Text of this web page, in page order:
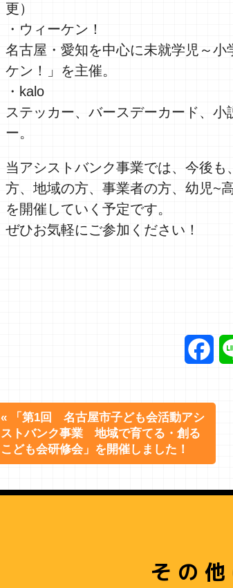
更）
・ウィーケン！
名古屋・愛知を中心に未就学児～
ケン！」を主催。
・kalo
ステッカー、バースデーカード、
ー。
当アシストバンク事業では、今後
方、地域の方、事業者の方、幼児~
を開催していく予定です。
ぜひお気軽にご参加ください！
« 「第1回 名古屋市子ども会活動アシ
ストバンク事業 地域で育てる・創る
こども会研修会」を開催しました！
その